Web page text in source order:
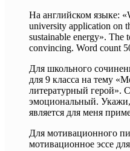
На английском языке:
university application on
sustainable energy». The
convincing. Word count
Для школьного
для 9 класса на тему
литературный герой».
эмоциональный. Укажи,
является для меня
Для мотивационного
мотивационное эссе